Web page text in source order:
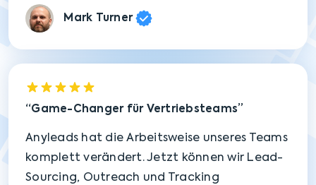
Mark Turner
Game-Changer für Vertriebsteams
Anyleads hat die Arbeitsweise unseres Teams
komplett verändert. Jetzt können wir Lead-
Sourcing, Outreach und Tracking